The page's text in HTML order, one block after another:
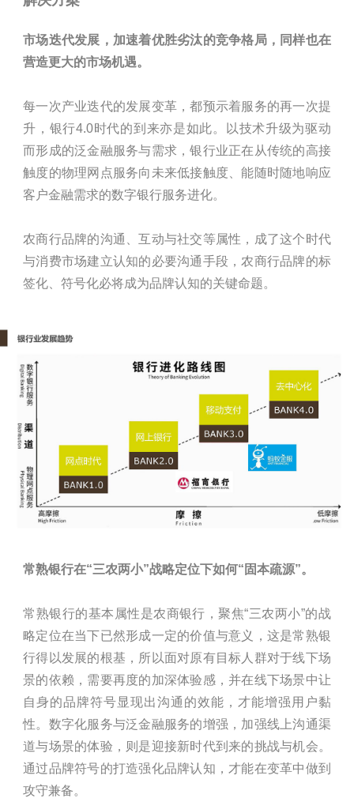
市场迭代发展，加速着优胜劣汰的竞争格局，同样也在
营造更大的市场机遇。
每一次产业迭代的发展变革，都预示着服务的再一次提
升，银行4.0时代的到来亦是如此。以技术升级为驱动
而形成的泛金融服务与需求，银行业正在从传统的高接
触度的物理网点服务向未来低接触度、能随时随地响应
客户金融需求的数字银行服务进化。
农商行品牌的沟通、互动与社交等属性，成了这个时代
与消费市场建立认知的必要沟通手段，农商行品牌的标
签化、符号化必将成为品牌认知的关键命题。
常熟银行在“三农两小”战略定位下如何“固本疏源”。
常熟银行的基本属性是农商银行，聚焦“三农两小”的战
略定位在当下已然形成一定的价值与意义，这是常熟银
行得以发展的根基，所以面对原有目标人群对于线下场
景的依赖，需要再度的加深体验感，并在线下场景中让
自身的品牌符号显现出沟通的效能，才能增强用户黏
性。数字化服务与泛金融服务的增强，加强线上沟通渠
道与场景的体验，则是迎接新时代到来的挑战与机会。
通过品牌符号的打造强化品牌认知，才能在变革中做到
攻守兼备。